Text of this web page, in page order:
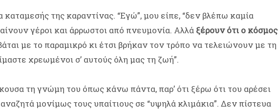
της καραντίνας. “Εγώ”, μου είπε, “δεν βλέπω καμία
γέροι και άρρωστοι από πνευμονία. Αλλά ξέρουν ότι ο κόσμος
με το παραμικρό κι έτσι βρήκαν τον τρόπο να τελειώνουν με τη
χρεωμένοι σ’ αυτούς όλη μας τη ζωή”.
τη γνώμη του όπως κάνω πάντα, παρ’ ότι ξέρω ότι του αρέσει
μονίμως τους υπαίτιους σε “υψηλά κλιμάκια”. Δεν πίστευα